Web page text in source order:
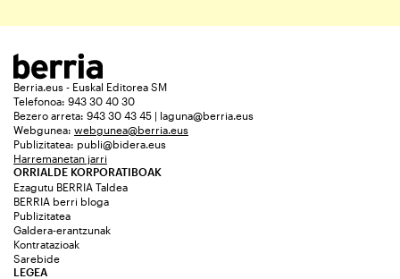
Berria.eus - Euskal Editorea SM
Telefonoa: 943 30 40 30
Bezero arreta: 943 30 43 45 | laguna@berria.eus
Webgunea: webgunea@berria.eus
Publizitatea: publi@bidera.eus
Harremanetan jarri
ORRIALDE KORPORATIBOAK
Ezagutu BERRIA Taldea
BERRIA berri bloga
Publizitatea
Galdera-erantzunak
Kontratazioak
Sarebide
LEGEA